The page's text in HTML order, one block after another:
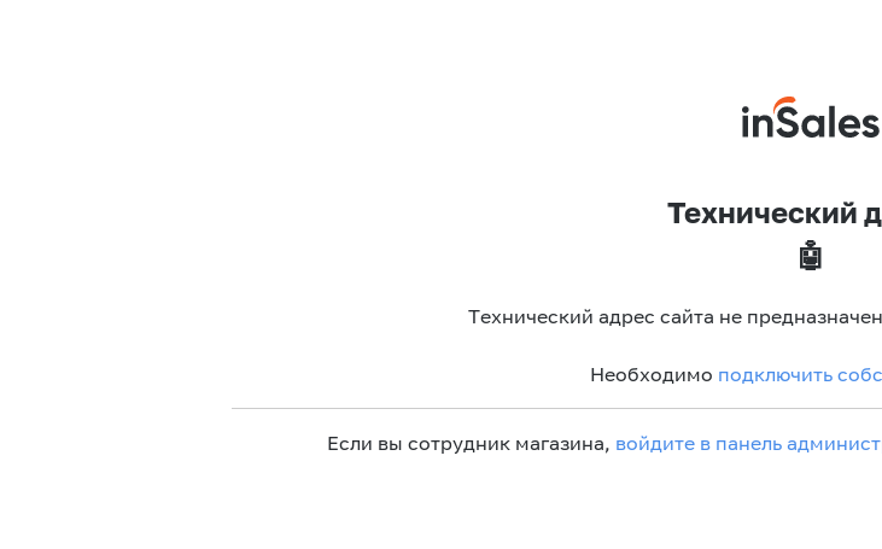
Технический
🤖
Технический адрес сайта не
Необходимо подключить
Если вы сотрудник магазина, войдите в панель